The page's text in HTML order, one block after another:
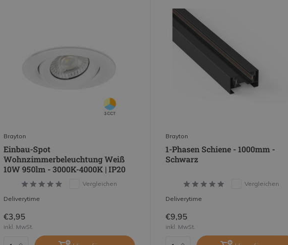
Brayton
Einbau-Spot
Wohnzimmerbeleuchtung Weiß
10W 950lm - 3000K-4000K | IP20
Vergleichen
Deliverytime
€3,95
inkl. MwSt.
Brayton
1-Phasen Schiene - 1000mm -
Schwarz
Vergleichen
Deliverytime
€9,95
inkl. MwSt.